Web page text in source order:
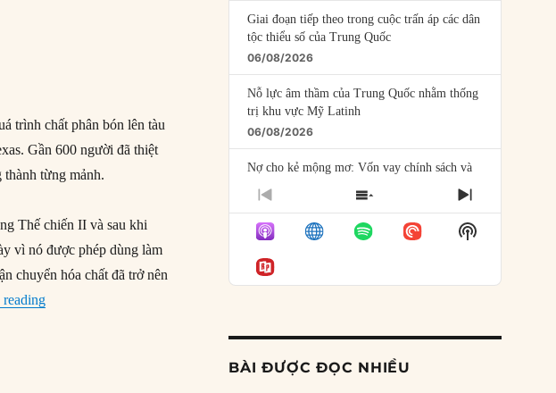
trình chất phân bón lên tàu
Gần 600 người đã thiệt
từng mảnh.
Thế chiến II và sau khi
vì nó được phép dùng làm
chuyển hóa chất đã trở nên
“16/04/1947: Nổ phân bón khiến 581 người thiệt mạng ở Texas”
Giai đoạn tiếp theo trong cuộc trấn áp các dân
tộc thiểu số của Trung Quốc
06/08/2026
Nỗ lực âm thầm của Trung Quốc nhằm thống
trị khu vực Mỹ Latinh
06/08/2026
Nợ cho kẻ mộng mơ: Vốn vay chính sách và
giới hạn của việc cho startup vay vốn
Mỹ Latinh đang trở thành “phòng thí nghiệm”
của phe cánh hữu mới
04/08/2026
Ngoại trưởng Nhật Bản?
PREVIOUS
EPISODE
SHOW
EPISODES
LIST
NEXT
EPISODE
Show
Podcast
BÀI ĐƯỢC ĐỌC NHIỀU